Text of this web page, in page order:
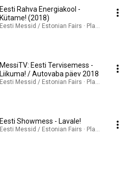
Eesti Rahva Energiakool -
Kütame! (2018)
Eesti Messid / Estonian Fairs · Playlist
MessiTV: Eesti Tervisemess -
Liikuma! / Autovaba päev 2018
Eesti Messid / Estonian Fairs · Playlist
Eesti Showmess - Lavale!
Eesti Messid / Estonian Fairs · Playlist